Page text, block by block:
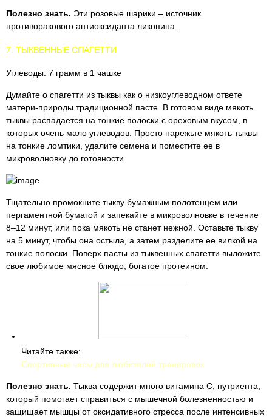
Полезно знать. Эти розовые шарики – источник
противоракового антиоксиданта ликопина.
7. ТЫКВЕННЫЕ СПАГЕТТИ
Углеводы: 7 грамм в 1 чашке
Думайте о спагетти из тыквы как о низкоуглеводном ответе
матери-природы традиционной пасте. В готовом виде мякоть
тыквы распадается на тонкие полоски с ореховым вкусом, в
которых очень мало углеводов. Просто нарежьте мякоть тыквы
на тонкие ломтики, удалите семена и поместите ее в
микроволновку до готовности.
Тщательно промокните тыкву бумажным полотенцем или
пергаментной бумагой и запекайте в микроволновке в течение
8–12 минут, или пока мякоть не станет нежной. Оставьте тыкву
на 5 минут, чтобы она остыла, а затем разделите ее вилкой на
тонкие полоски. Поверх пасты из тыквенных спагетти выложите
свое любимое мясное блюдо, богатое протеином.
Читайте также:
Спортивные часы для любителей тренировок
Полезно знать. Тыква содержит много витамина С, нутриента,
который помогает справиться с мышечной болезненностью и
защищает мышцы от оксидативного стресса после интенсивных